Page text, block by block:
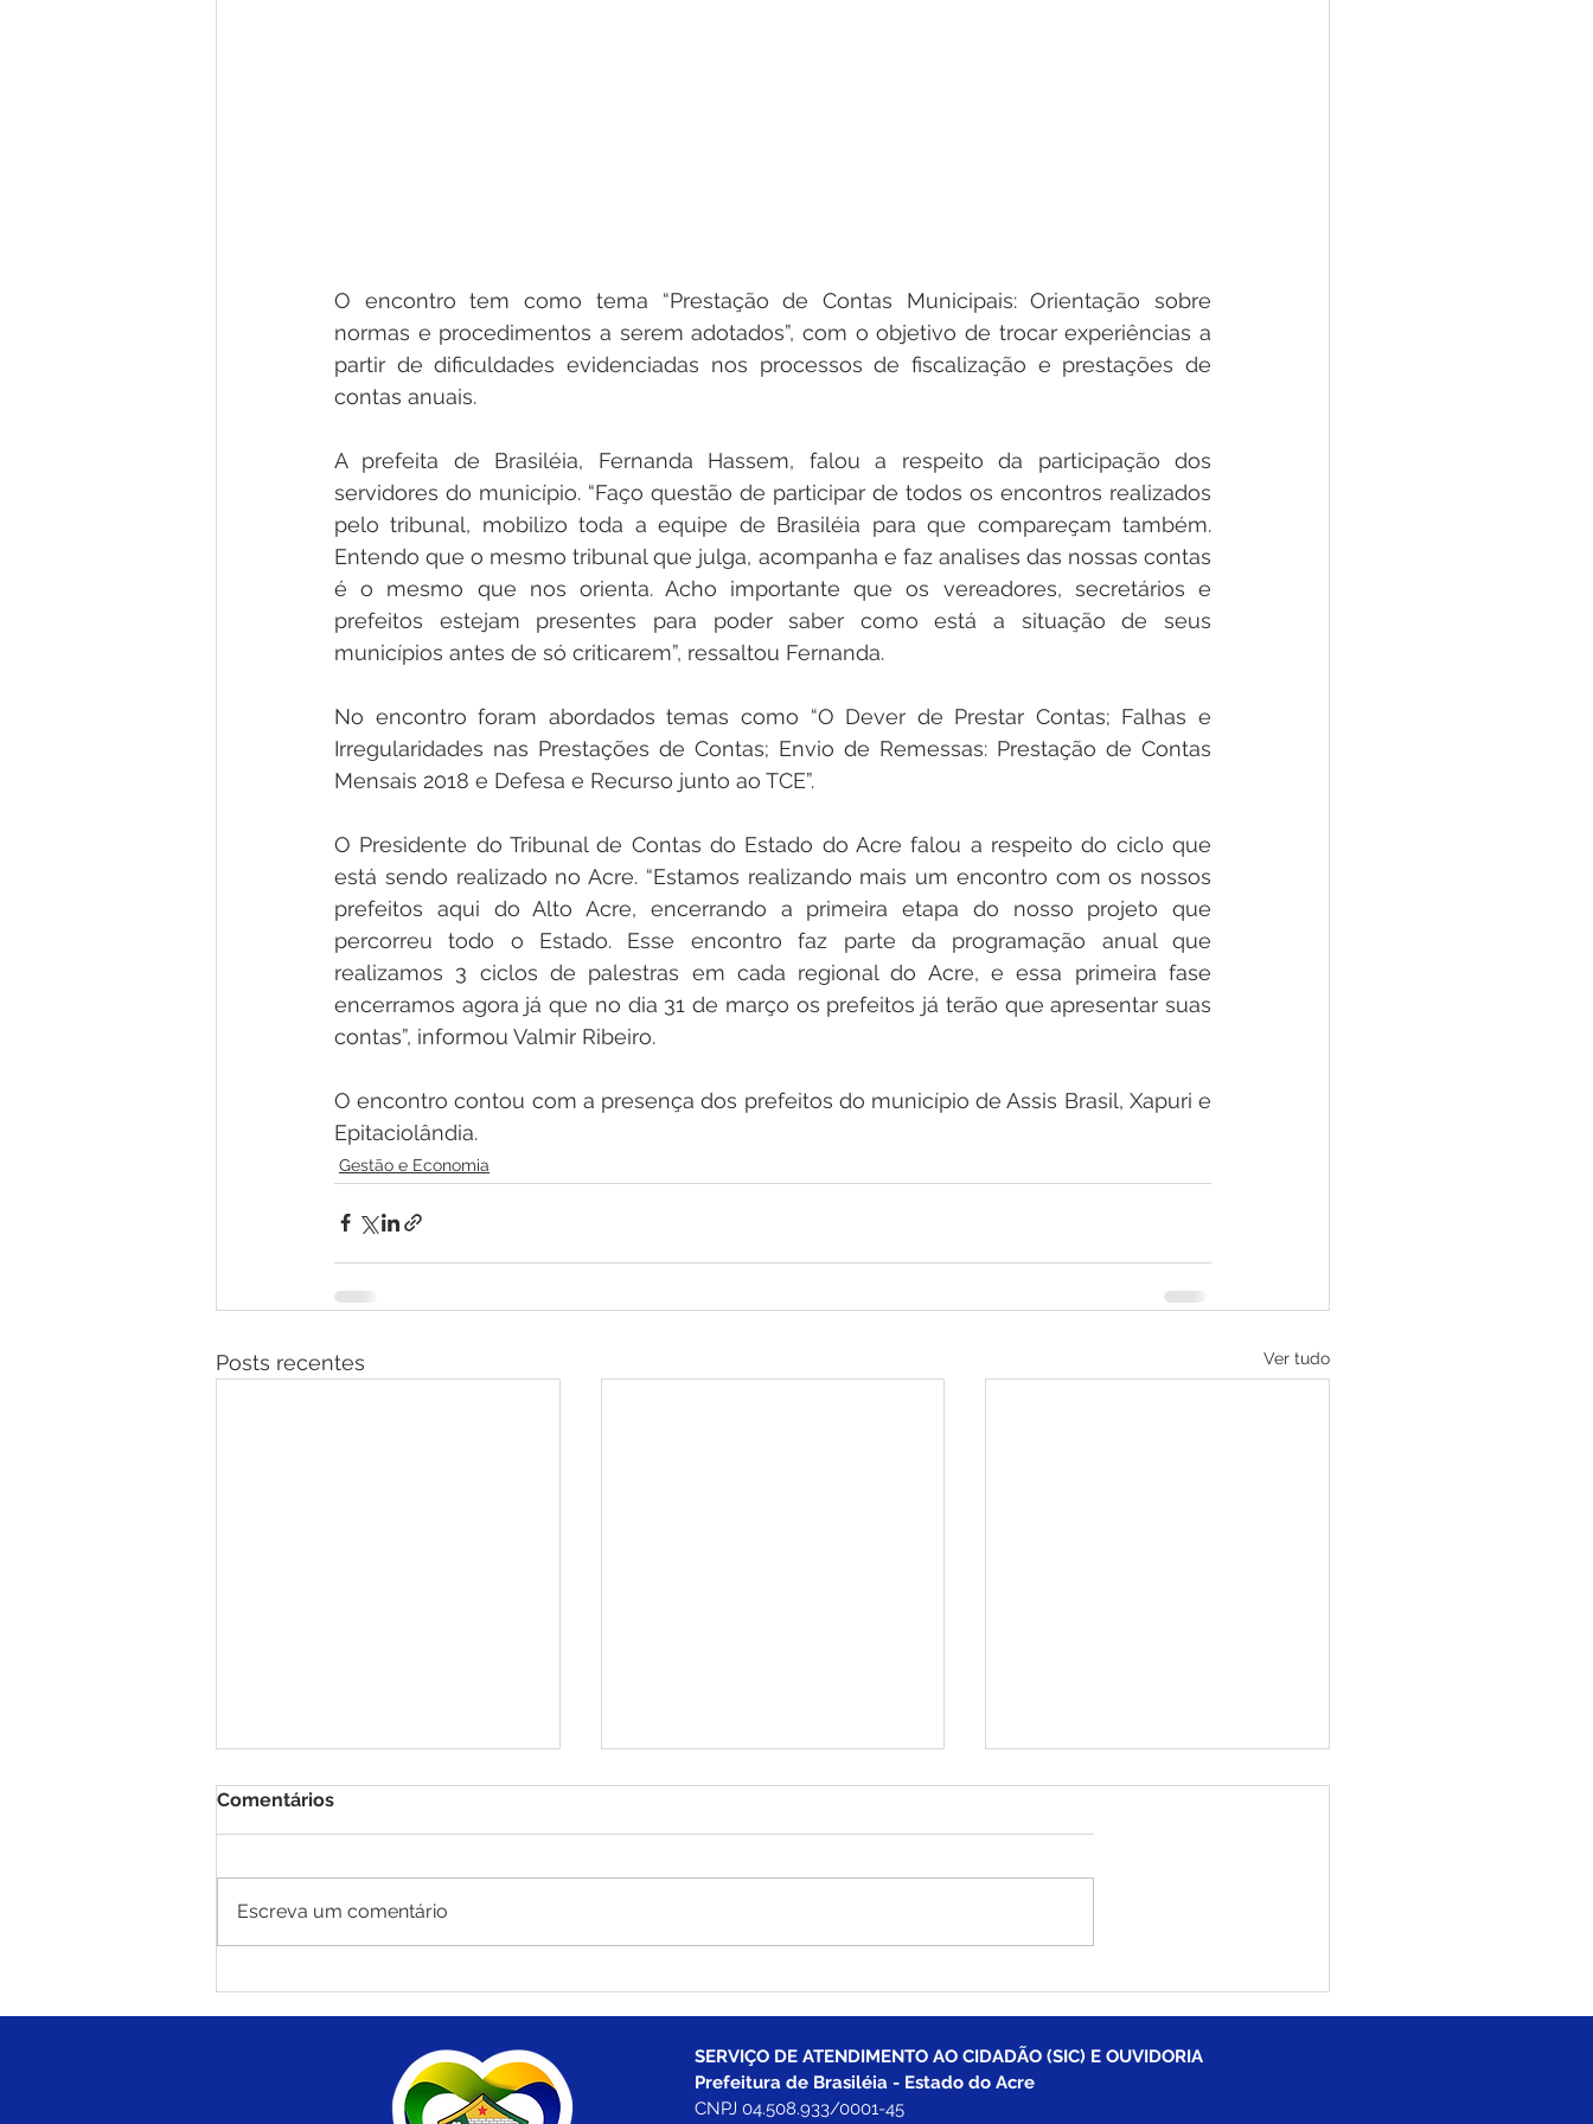
O encontro tem como tema “Prestação de Contas Municipais: Orientação sobre
normas e procedimentos a serem adotados”, com o objetivo de trocar experiências a
partir de dificuldades evidenciadas nos processos de fiscalização e prestações de
contas anuais.
A prefeita de Brasiléia, Fernanda Hassem, falou a respeito da participação dos
servidores do município. “Faço questão de participar de todos os encontros realizados
pelo tribunal, mobilizo toda a equipe de Brasiléia para que compareçam também.
Entendo que o mesmo tribunal que julga, acompanha e faz analises das nossas contas
é o mesmo que nos orienta. Acho importante que os vereadores, secretários e
prefeitos estejam presentes para poder saber como está a situação de seus
municípios antes de só criticarem”, ressaltou Fernanda.
No encontro foram abordados temas como “O Dever de Prestar Contas; Falhas e
Irregularidades nas Prestações de Contas; Envio de Remessas: Prestação de Contas
Mensais 2018 e Defesa e Recurso junto ao TCE”.
O Presidente do Tribunal de Contas do Estado do Acre falou a respeito do ciclo que
está sendo realizado no Acre. “Estamos realizando mais um encontro com os nossos
prefeitos aqui do Alto Acre, encerrando a primeira etapa do nosso projeto que
percorreu todo o Estado. Esse encontro faz parte da programação anual que
realizamos 3 ciclos de palestras em cada regional do Acre, e essa primeira fase
encerramos agora já que no dia 31 de março os prefeitos já terão que apresentar suas
contas”, informou Valmir Ribeiro.
O encontro contou com a presença dos prefeitos do município de Assis Brasil, Xapuri e
Epitaciolândia.
Gestão e Economia
Posts recentes Ver tudo
destaque para castanha e
compromisso com o
crescimento sustentável
Empresarial - Acre é o
Nosso Negócio
Comentários
Escreva um comentário
SERVIÇO DE ATENDIMENTO AO CIDADÃO (SIC) E OUVIDORIA
Prefeitura de Brasiléia - Estado do Acre
CNPJ 04.508.933/0001-45